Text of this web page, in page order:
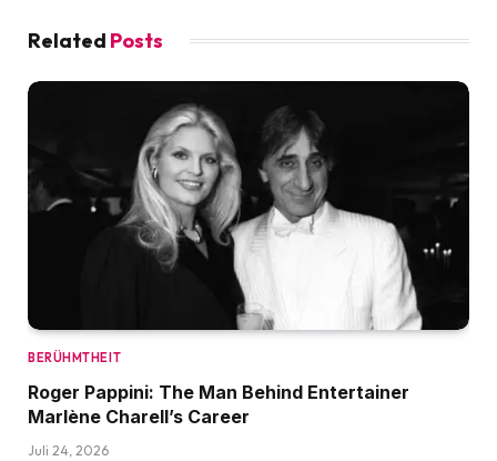
Related Posts
BERÜHMTHEIT
Roger Pappini: The Man Behind Entertainer
Marlène Charell’s Career
Juli 24, 2026